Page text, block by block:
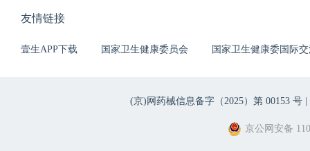
友情链接
壹生APP下载 国家卫生健康委员会 国家卫生健康委国际
(京)网药械信息备字（2025）第 00153 号 |
京公网安备